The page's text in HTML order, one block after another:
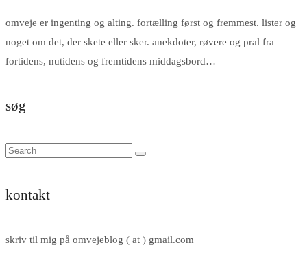
omveje er ingenting og alting. fortælling først og fremmest. lister og
noget om det, der skete eller sker. anekdoter, røvere og pral fra
fortidens, nutidens og fremtidens middagsbord…
søg
kontakt
skriv til mig på omvejeblog ( at ) gmail.com